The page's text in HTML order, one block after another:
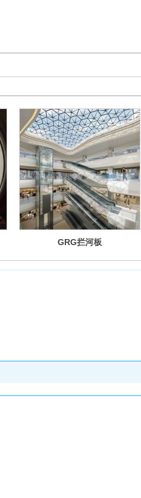
GRG拦河板